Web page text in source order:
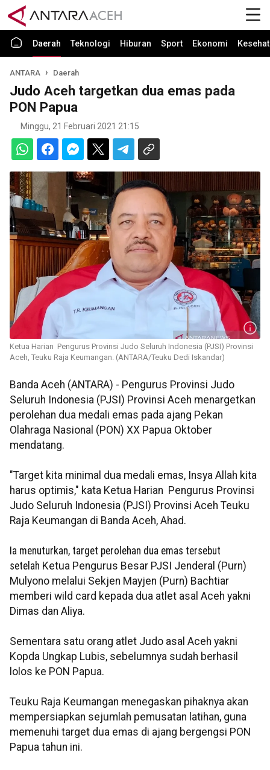
Daerah Teknologi Hiburan Sport Ekonomi
ANTARA Daerah
Judo Aceh targetkan dua emas pada
PON Papua
Minggu, 21 Februari 2021 21:15
Ketua Harian Pengurus Provinsi Judo Seluruh Indonesia (PJSI) Provinsi
Aceh, Teuku Raja Keumangan. (ANTARA/Teuku Dedi Iskandar)
Banda Aceh (ANTARA) - Pengurus Provinsi Judo
Seluruh Indonesia (PJSI) Provinsi Aceh menargetkan
perolehan dua medali emas pada ajang Pekan
Olahraga Nasional (PON) XX Papua Oktober
mendatang.
"Target kita minimal dua medali emas, Insya Allah kita
harus optimis," kata Ketua Harian Pengurus Provinsi
Judo Seluruh Indonesia (PJSI) Provinsi Aceh Teuku
Raja Keumangan di Banda Aceh, Ahad.
Ia menuturkan, target perolehan dua emas tersebut
setelah Ketua Pengurus Besar PJSI Jenderal (Purn)
Mulyono melalui Sekjen Mayjen (Purn) Bachtiar
memberi wild card kepada dua atlet asal Aceh yakni
Dimas dan Aliya.
Sementara satu orang atlet Judo asal Aceh yakni
Kopda Ungkap Lubis, sebelumnya sudah berhasil
lolos ke PON Papua.
Teuku Raja Keumangan menegaskan pihaknya akan
mempersiapkan sejumlah pemusatan latihan, guna
memenuhi target dua emas di ajang bergengsi PON
Papua tahun ini.